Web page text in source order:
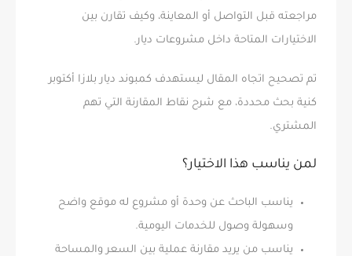
مراجعته قبل التواصل أو المعاينة، وكيف تقارن بين
الاختيارات المتاحة داخل مشروعات ديار.
تم تصحيح اتجاه المقال ليستهدف كمبوند ديار بلازا أكتوبر
كنية بحث محددة، مع شرح نقاط المقارنة التي تهم
المشتري.
لمن يناسب هذا الاختيار؟
يناسب الباحث عن وحدة أو مشروع له موقع واضح
وسهولة وصول للخدمات اليومية.
يناسب من يريد مقارنة عملية بين السعر والمساحة